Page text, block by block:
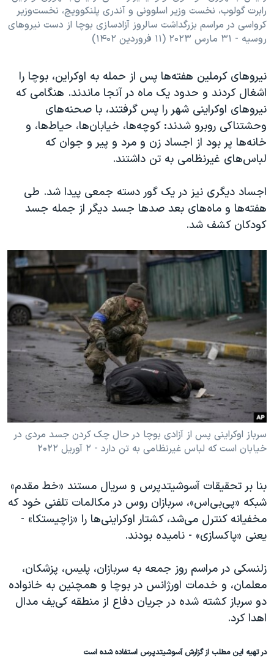
رابرت گولوب، نخست ‌وزیر اسلوونی و آندری پلنکوویچ، نخست‌وزیر
کرواسی در مراسم بزرگداشت سالروز آزادسازی بوچا از دست نیروهای
روسیه - ۳۱ مارس ۲۰۲۳ (۱۱ فروردین ۱۴۰۲)
نیروهای کرملین هفته‌ها پس از حمله به اوکراین، بوچا را
اشغال کردند و حدود یک ماه در آنجا ماندند. هنگامی که
نیروهای اوکراینی شهر را پس گرفتند، با صحنه‌های
وحشتناکی روبرو شدند: کوچه‌ها، خیابان‌ها، حیاط‌ها، و
خانه‌ها پر بود از اجساد زن و مرد و پیر و جوان که
لباس‌های غیرنظامی به تن داشتند.
اجساد دیگری نیز در یک گور دسته جمعی پیدا شد. طی
هفته‌ها و ماه‌های بعد صدها جسد دیگر از جمله جسد
کودکان کشف شد.
سرباز اوکراینی پس از آزادی بوچا در حال چک کردن جسد مردی در
خیابان است که لباس غیرنظامی به تن دارد - ۲ آوریل ۲۰۲۲
بنا بر تحقیقات آسوشیتدپرس و سریال مستند «خط مقدم»
شبکه «پی‌بی‌اس»، سربازان روس در مکالمات تلفنی خود که
مخفیانه کنترل می‌شد، کشتار اوکراینی‌ها را «زاچیستکا» -
یعنی «پاکسازی» - نامیده بودند.
زلنسکی در مراسم روز جمعه به سربازان، پلیس، پزشکان،
معلمان، و خدمات اورژانس در بوچا و همچنین به خانواده
دو سرباز کشته شده در جریان دفاع از منطقه کی‌یف مدال
اهدا کرد.
در تهیه این مطلب از گزارش آسوشیتدپرس استفاده شده است